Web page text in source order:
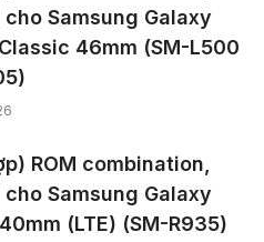
cho Samsung Galaxy
46mm (SM-L500
ROM combination,
cho Samsung Galaxy
(LTE) (SM-R935)